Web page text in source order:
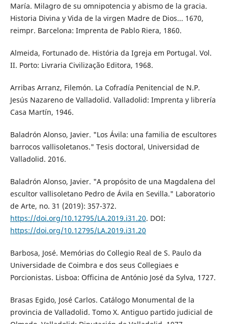
María. Milagro de su omnipotencia y abismo de la gracia.
Historia Divina y Vida de la virgen Madre de Dios... 1670,
reimpr. Barcelona: Imprenta de Pablo Riera, 1860.
Almeida, Fortunado de. História da Igreja em Portugal. Vol.
II. Porto: Livraria Civilização Editora, 1968.
Arribas Arranz, Filemón. La Cofradía Penitencial de N.P.
Jesús Nazareno de Valladolid. Valladolid: Imprenta y librería
Casa Martín, 1946.
Baladrón Alonso, Javier. "Los Ávila: una familia de escultores
barrocos vallisoletanos." Tesis doctoral, Universidad de
Valladolid. 2016.
Baladrón Alonso, Javier. "A propósito de una Magdalena del
escultor vallisoletano Pedro de Ávila en Sevilla." Laboratorio
de Arte, no. 31 (2019): 357-372.
https://doi.org/10.12795/LA.2019.i31.20. DOI:
https://doi.org/10.12795/LA.2019.i31.20
Barbosa, José. Memórias do Collegio Real de S. Paulo da
Universidade de Coimbra e dos seus Collegiaes e
Porcionistas. Lisboa: Officina de António José da Sylva, 1727.
Brasas Egido, José Carlos. Catálogo Monumental de la
provincia de Valladolid. Tomo X. Antiguo partido judicial de